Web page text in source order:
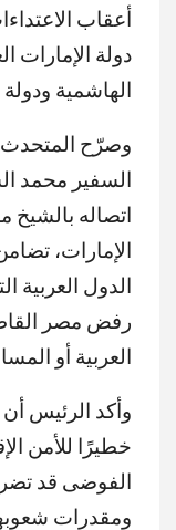
أعقاب
دولة الإمارات
الهاشمية ودولة
وصرّح المتحدث
السفير محمد
اتصاله بالشيخ
الإمارات،
الدول العربية
رفض مصر
العربية أو
وأكد الرئيس
خطيرًا للأمن
الفوضى قد
ومقدرات